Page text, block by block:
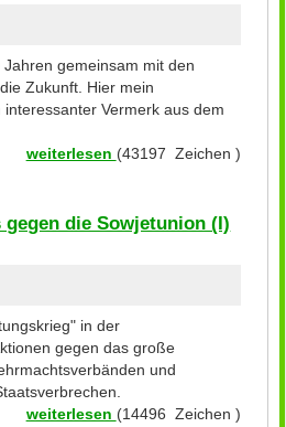
gemeinsam mit den
Zukunft. Hier mein
Vermerk aus dem
weiterlesen (43197 Zeichen )
die Sowjetunion (I)
in der
gegen das große
und
weiterlesen (14496 Zeichen )